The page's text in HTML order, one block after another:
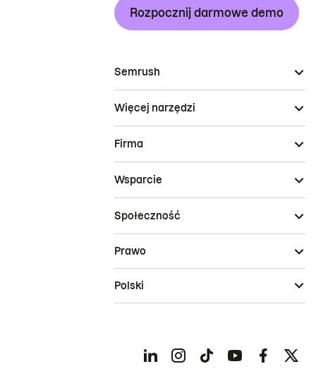
Rozpocznij darmowe demo
Semrush
Więcej narzędzi
Firma
Wsparcie
Społeczność
Prawo
Polski